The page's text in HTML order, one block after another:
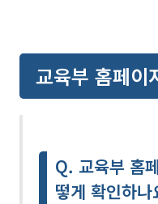
교육부 홈페이
Q. 교육부 홈
떻게 확인하나